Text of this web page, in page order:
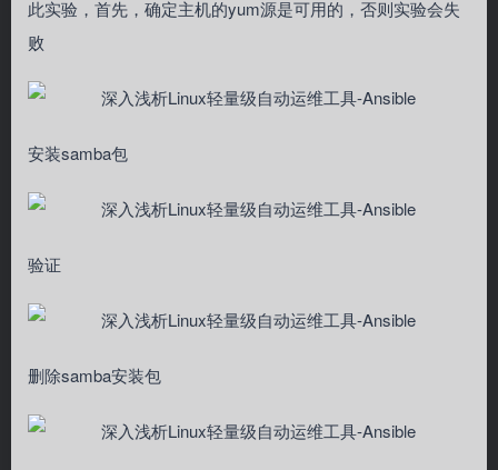
此实验，首先，确定主机的yum源是可用的，否则实验会失
败
安装samba包
验证
删除samba安装包